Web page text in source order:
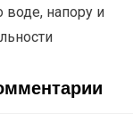
напору и